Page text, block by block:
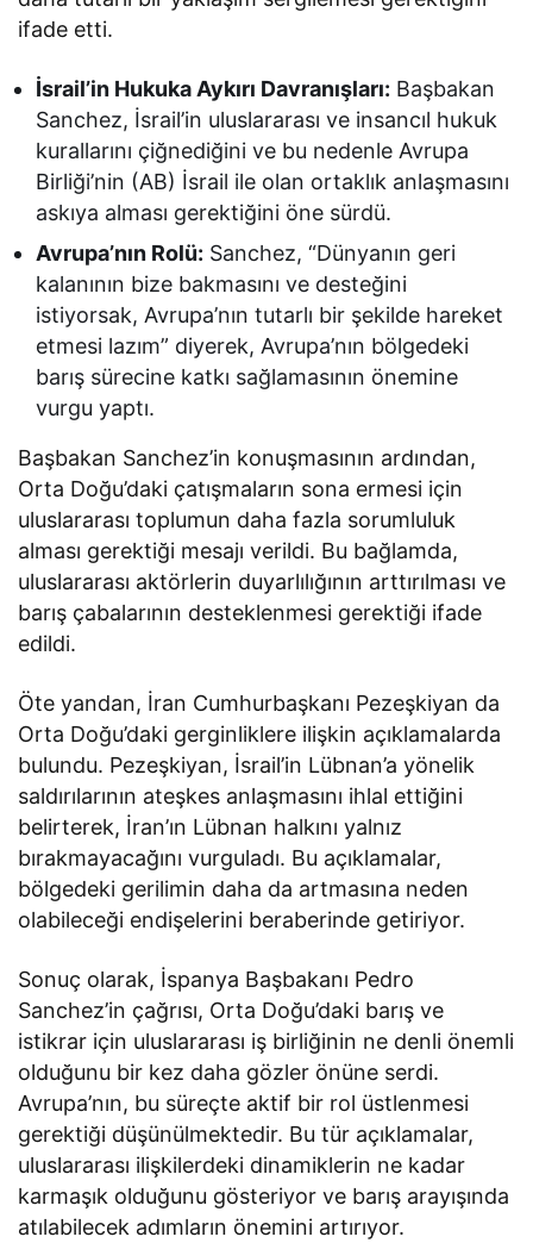
ifade etti.
İsrail’in Hukuka Aykırı Davranışları: Başbakan
Sanchez, İsrail’in uluslararası ve insancıl hukuk
kurallarını çiğnediğini ve bu nedenle Avrupa
Birliği’nin (AB) İsrail ile olan ortaklık anlaşmasını
askıya alması gerektiğini öne sürdü.
Avrupa’nın Rolü: Sanchez, “Dünyanın geri
kalanının bize bakmasını ve desteğini
istiyorsak, Avrupa’nın tutarlı bir şekilde hareket
etmesi lazım” diyerek, Avrupa’nın bölgedeki
barış sürecine katkı sağlamasının önemine
vurgu yaptı.
Başbakan Sanchez’in konuşmasının ardından,
Orta Doğu’daki çatışmaların sona ermesi için
uluslararası toplumun daha fazla sorumluluk
alması gerektiği mesajı verildi. Bu bağlamda,
uluslararası aktörlerin duyarlılığının arttırılması ve
barış çabalarının desteklenmesi gerektiği ifade
edildi.
Öte yandan, İran Cumhurbaşkanı Pezeşkiyan da
Orta Doğu’daki gerginliklere ilişkin açıklamalarda
bulundu. Pezeşkiyan, İsrail’in Lübnan’a yönelik
saldırılarının ateşkes anlaşmasını ihlal ettiğini
belirterek, İran’ın Lübnan halkını yalnız
bırakmayacağını vurguladı. Bu açıklamalar,
bölgedeki gerilimin daha da artmasına neden
olabileceği endişelerini beraberinde getiriyor.
Sonuç olarak, İspanya Başbakanı Pedro
Sanchez’in çağrısı, Orta Doğu’daki barış ve
istikrar için uluslararası iş birliğinin ne denli önemli
olduğunu bir kez daha gözler önüne serdi.
Avrupa’nın, bu süreçte aktif bir rol üstlenmesi
gerektiği düşünülmektedir. Bu tür açıklamalar,
uluslararası ilişkilerdeki dinamiklerin ne kadar
karmaşık olduğunu gösteriyor ve barış arayışında
atılabilecek adımların önemini artırıyor.